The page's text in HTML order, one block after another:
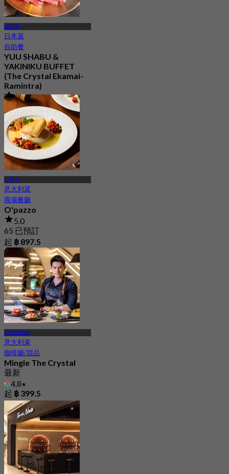
蘭因塔
日本菜
自助餐
YUU SHABU &
YAKINIKU BUFFET
(The Crystal Ekamai-
Ramintra)
5.0
316 已預訂
起฿ 550
拉普勞
意大利菜
商場餐廳
O'pazzo
5.0
65 已預訂
起 ฿ 897.5
加塞納瓦敏
意大利菜
咖啡廳/甜品
Mingle The Crystal
最新
4.8
起 ฿ 399.5